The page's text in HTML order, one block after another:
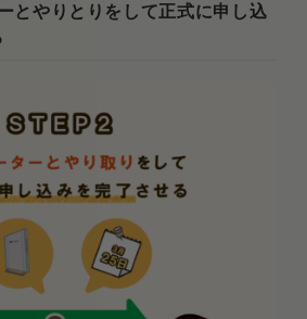
とやりとりをして正式に申し込